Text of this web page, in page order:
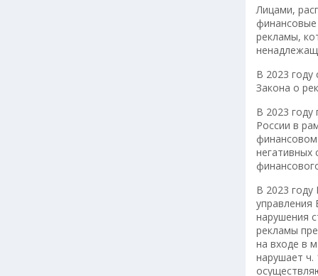
Лицами,
финансовые
рекламы,
В 2023 году
Закона о
В 2023
России в
негативных
В 2023
управления
нарушения
рекламы
на входе в
нарушает ч.